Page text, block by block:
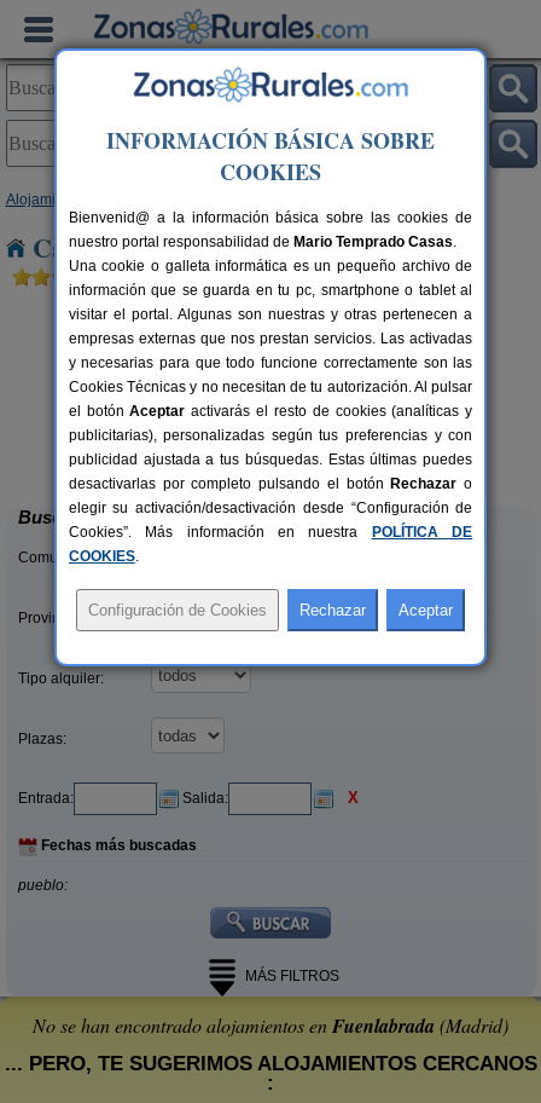
Alojamientos
Casas Rurales cerca de Fuenlabrada
56+4 pers.
desde10 €
Albergue de Berzosa
Berzosa del Lozoya (Madrid)
Buscar
Comunidades:
Provincias/Islas:
Tipo alquiler:
Plazas:
Entrada: Salida: X
Fechas más buscadas
pueblo:
MÁS FILTROS
No se han encontrado alojamientos enFuenlabrada (Madrid)
... PERO, TE SUGERIMOS ALOJAMIENTOS CERCANOS
:
INFORMACIÓN BÁSICA SOBRE
COOKIES
Bienvenid@ a la información básica sobre las cookies de
nuestro portal responsabilidad de Mario Temprado Casas.
Una cookie o galleta informática es un pequeño archivo de
información que se guarda en tu pc, smartphone o tablet al
visitar el portal. Algunas son nuestras y otras pertenecen a
empresas externas que nos prestan servicios. Las activadas
y necesarias para que todo funcione correctamente son las
Cookies Técnicas y no necesitan de tu autorización. Al pulsar
el botónAceptar activarás el resto de cookies (analíticas y
publicitarias), personalizadas según tus preferencias y con
publicidad ajustada a tus búsquedas. Estas últimas puedes
desactivarlas por completo pulsando el botón Rechazar o
elegir su activación/desactivación desde “Configuración de
Cookies”. Más información en nuestra
POLÍTICA DE
COOKIES.